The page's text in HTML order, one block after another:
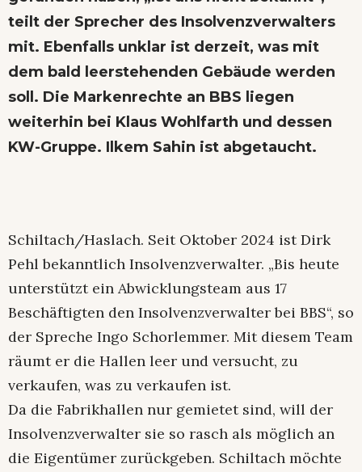
teilt der Sprecher des Insolvenzverwalters
mit. Ebenfalls unklar ist derzeit, was mit
dem bald leerstehenden Gebäude werden
soll. Die Markenrechte an BBS liegen
weiterhin bei Klaus Wohlfarth und dessen
KW-Gruppe. Ilkem Sahin ist abgetaucht.
Schiltach/Haslach. Seit Oktober 2024 ist Dirk
Pehl bekanntlich Insolvenzverwalter. „Bis heute
unterstützt ein Abwicklungsteam aus 17
Beschäftigten den Insolvenzverwalter bei BBS“, so
der Spreche Ingo Schorlemmer. Mit diesem Team
räumt er die Hallen leer und versucht, zu
verkaufen, was zu verkaufen ist.
Da die Fabrikhallen nur gemietet sind, will der
Insolvenzverwalter sie so rasch als möglich an
die Eigentümer zurückgeben. Schiltach möchte